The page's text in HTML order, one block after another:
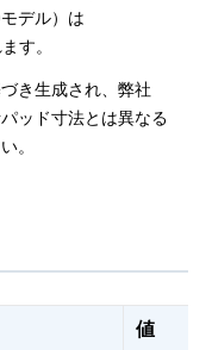
デル）は
す。
き生成され、弊社
ッド寸法とは異なる
。
値